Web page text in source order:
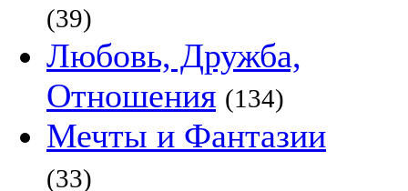
(39)
Любовь, Дружба,
Отношения (134)
Мечты и Фантазии
(33)